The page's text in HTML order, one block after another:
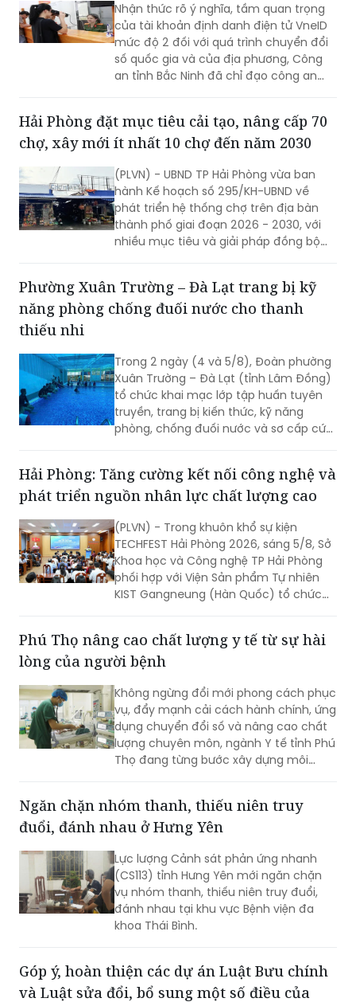
Nhận thức rõ ý nghĩa, tầm quan trọng
của tài khoản định danh điện tử VneID
mức độ 2 đối với quá trình chuyển đổi
số quốc gia và của địa phương, Công
an tỉnh Bắc Ninh đã chỉ đạo công an
nhận, kích hoạt tài khoản định danh
điện tử cho người dân.
Hải Phòng đặt mục tiêu cải tạo, nâng cấp 70
chợ, xây mới ít nhất 10 chợ đến năm 2030
(PLVN) - UBND TP Hải Phòng vừa ban
hành Kế hoạch số 295/KH-UBND về
phát triển hệ thống chợ trên địa bàn
thành phố giai đoạn 2026 - 2030, với
nhiều mục tiêu và giải pháp đồng bộ
doanh, đáp ứng yêu cầu phát triển đô
thị và xây dựng nông thôn mới.
Phường Xuân Trường – Đà Lạt trang bị kỹ
năng phòng chống đuối nước cho thanh
thiếu nhi
Trong 2 ngày (4 và 5/8), Đoàn phường
Xuân Trường – Đà Lạt (tỉnh Lâm Đồng)
tổ chức khai mạc lớp tập huấn tuyên
truyền, trang bị kiến thức, kỹ năng
phòng, chống đuối nước và sơ cấp cứu
Hải Phòng: Tăng cường kết nối công nghệ và
phát triển nguồn nhân lực chất lượng cao
(PLVN) - Trong khuôn khổ sự kiện
TECHFEST Hải Phòng 2026, sáng 5/8, Sở
Khoa học và Công nghệ TP Hải Phòng
phối hợp với Viện Sản phẩm Tự nhiên
KIST Gangneung (Hàn Quốc) tổ chức
nghiệp TP Hải Phòng.
Phú Thọ nâng cao chất lượng y tế từ sự hài
lòng của người bệnh
Không ngừng đổi mới phong cách phục
vụ, đẩy mạnh cải cách hành chính, ứng
dụng chuyển đổi số và nâng cao chất
lượng chuyên môn, ngành Y tế tỉnh Phú
Thọ đang từng bước xây dựng môi
cơ sở y tế, sự hài lòng của người bệnh
không chỉ là mục tiêu hướng tới mà
đánh giá chất lượng hoạt động của
mỗi đơn vị.
Ngăn chặn nhóm thanh, thiếu niên truy
đuổi, đánh nhau ở Hưng Yên
Lực lượng Cảnh sát phản ứng nhanh
(CS113) tỉnh Hưng Yên mới ngăn chặn
vụ nhóm thanh, thiếu niên truy đuổi,
đánh nhau tại khu vực Bệnh viện đa
khoa Thái Bình.
Góp ý, hoàn thiện các dự án Luật Bưu chính
và Luật sửa đổi, bổ sung một số điều của